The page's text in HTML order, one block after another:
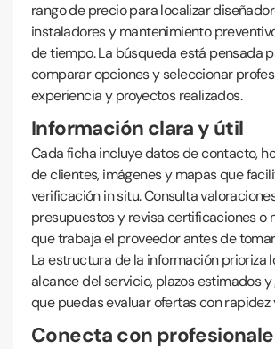
rango de precio para localizar
instaladores y mantenimiento
de tiempo. La búsqueda está pensada
comparar opciones y seleccionar
experiencia y proyectos realizados.
Información clara y útil
Cada ficha incluye datos de contacto,
de clientes, imágenes y mapas que
verificación in situ. Consulta
presupuestos y revisa certificaciones o
que trabaja el proveedor antes de
La estructura de la información prioriza
alcance del servicio, plazos estimados
que puedas evaluar ofertas con rapidez
Conecta con